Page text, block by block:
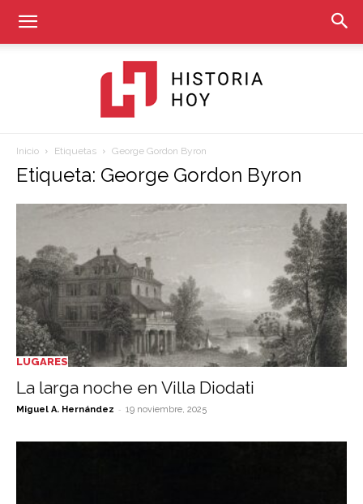
Historia
Inicio Etiquetas George Gordon Byron
Etiqueta: George Gordon Byron
LUGARES
La larga noche en Villa Diodati
Miguel A. Hernández - 19 noviembre, 2025